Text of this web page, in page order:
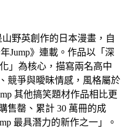
山野英創作的日本漫畫，自
Jump》連載。作品以「深
」為核心，描寫兩名高中
競爭與曖昧情感，風格屬於
其他搞笑題材作品相比更
售罄、累計 30 萬冊的成
最具潛力的新作之一」。